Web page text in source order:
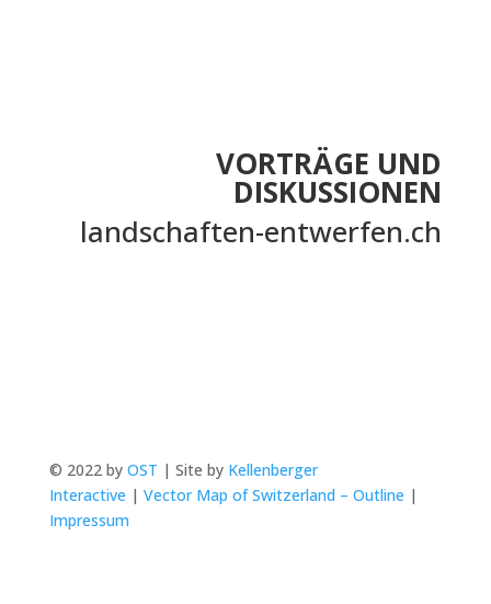
VORTRÄGE UND
DISKUSSIONEN
landschaften-entwerfen.ch
© 2022 by OST | Site by Kellenberger
Interactive | Vector Map of Switzerland – Outline |
Impressum